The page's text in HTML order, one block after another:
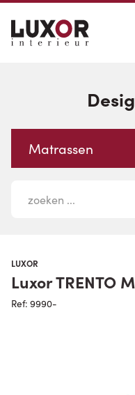
Matrassen
LUXOR
Luxor TRENTO
Ref: 9990-